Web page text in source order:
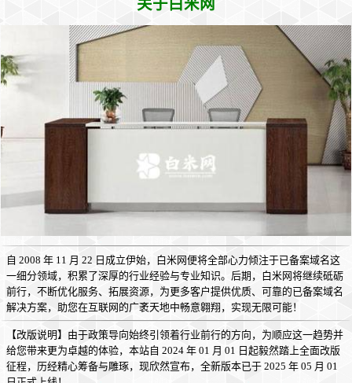
关于白米网
自 2008 年 11 月 22 日成立伊始，白米网便将全部心力倾注于已备案域名这
一细分领域，积累了深厚的行业经验与专业知识。后期，白米网将继续砥砺
前行，不断优化服务、拓展资源，为更多客户提供优质、可靠的已备案域名
解决方案，助您在互联网的广袤天地中畅意翱翔，实现无限可能！
【改版说明】由于政策导向始终引领着行业前行的方向，为顺应这一趋势并
给您带来更为卓越的体验，本站自 2024 年 01 月 01 日起毅然踏上全面改版
征程，历经精心筹备与雕琢，现欣然宣布，全新版本已于 2025 年 05 月 01